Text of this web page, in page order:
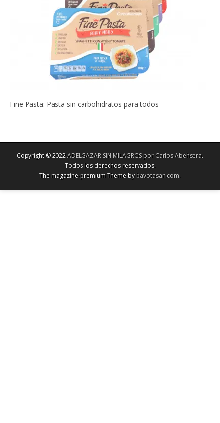
Fine Pasta: Pasta sin carbohidratos para todos
Copyright © 2022ADELGAZAR SIN MILAGROS por Carlos Abehsera.
Todos los derechos reservados.
The magazine-premium Theme bybavotasan.com.